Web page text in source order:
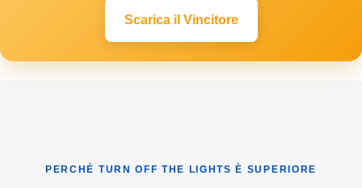
Scarica il Vincitore
PERCHÉ TURN OFF THE LIGHTS È SUPERIORE